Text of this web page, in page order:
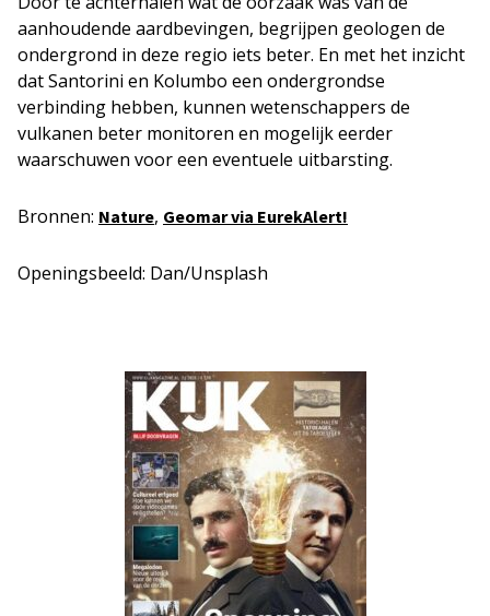
aanhoudende aardbevingen, begrijpen geologen de
ondergrond in deze regio iets beter. En met het inzicht
dat Santorini en Kolumbo een ondergrondse
verbinding hebben, kunnen wetenschappers de
vulkanen beter monitoren en mogelijk eerder
waarschuwen voor een eventuele uitbarsting.
Bronnen: Nature, Geomar via EurekAlert!
Openingsbeeld: Dan/Unsplash